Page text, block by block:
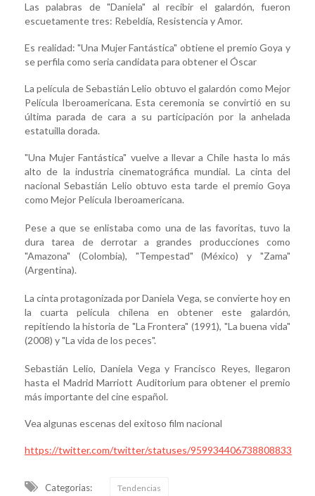
Las palabras de "Daniela" al recibir el galardón, fueron
escuetamente tres: Rebeldía, Resistencia y Amor.
Es realidad: "Una Mujer Fantástica" obtiene el premio Goya y
se perfila como seria candidata para obtener el Óscar
La película de Sebastián Lelio obtuvo el galardón como Mejor
Película Iberoamericana. Esta ceremonia se convirtió en su
última parada de cara a su participación por la anhelada
estatuilla dorada.
"Una Mujer Fantástica" vuelve a llevar a Chile hasta lo más
alto de la industria cinematográfica mundial. La cinta del
nacional Sebastián Lelio obtuvo esta tarde el premio Goya
como Mejor Película Iberoamericana.
Pese a que se enlistaba como una de las favoritas, tuvo la
dura tarea de derrotar a grandes producciones como
"Amazona" (Colombia), "Tempestad" (México) y "Zama"
(Argentina).
La cinta protagonizada por Daniela Vega, se convierte hoy en
la cuarta película chilena en obtener este galardón,
repitiendo la historia de "La Frontera" (1991), "La buena vida"
(2008) y "La vida de los peces".
Sebastián Lelio, Daniela Vega y Francisco Reyes, llegaron
hasta el Madrid Marriott Auditorium para obtener el premio
más importante del cine español.
Vea algunas escenas del exitoso film nacional
https://twitter.com/twitter/statuses/959934406738808833
Categorias: Tendencias